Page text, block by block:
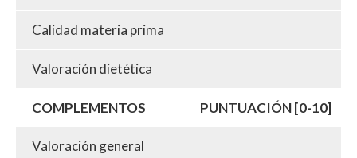
Calidad materia prima
Valoración dietética
COMPLEMENTOS PUNTUACIÓN [0-10]
Valoración general